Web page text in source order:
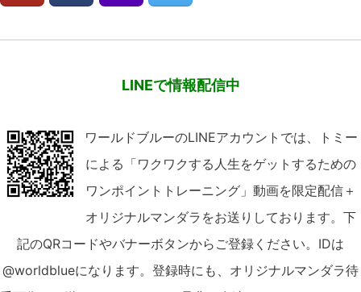
LINEで情報配信中
ワールドブルーのLINEアカウントでは、トミー
による「ワクワクする人生をゲットするための
ワンポイントトレーニング」動画を限定配信＋
オリジナルマンダラをお送りしております。下
記のQRコードやバナーボタンからご登録ください。IDは
@worldblueになります。登録時にも、オリジナルマンダラ待